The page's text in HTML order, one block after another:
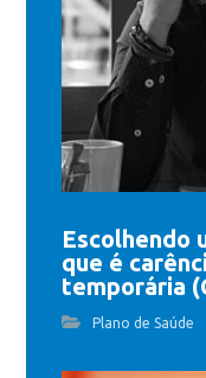
Escolhendo
que é
temporária
Plano de Saúde